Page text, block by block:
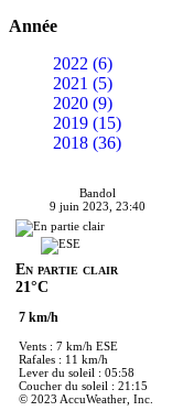
Année
2022 (6)
2021 (5)
2020 (9)
2019 (15)
2018 (36)
Bandol
9 juin 2023, 23:40
En partie clair
21°C
7 km/h
Vents : 7 km/h ESE
Rafales : 11 km/h
Lever du soleil : 05:58
Coucher du soleil : 21:15
© 2023 AccuWeather, Inc.